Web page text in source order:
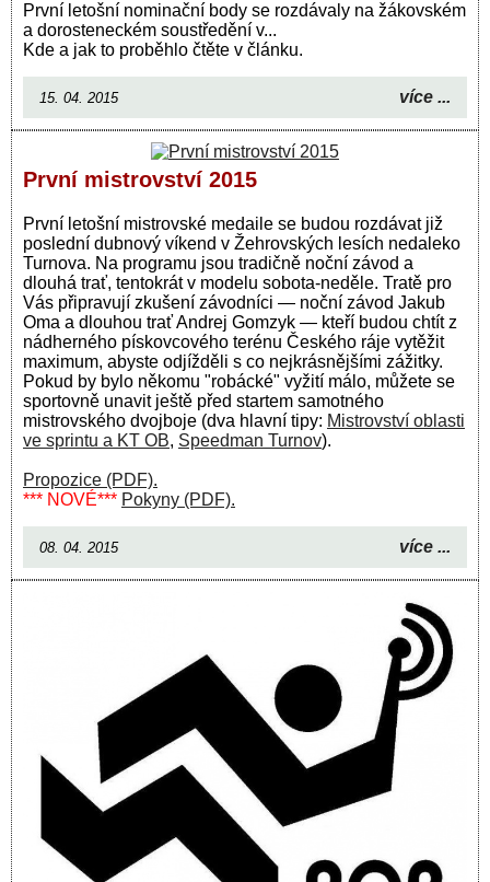
První letošní nominační body se rozdávaly na žákovském
a dorosteneckém soustředění v...
Kde a jak to proběhlo čtěte v článku.
15. 04. 2015 více ...
První mistrovství 2015
První letošní mistrovské medaile se budou rozdávat již
poslední dubnový víkend v Žehrovských lesích nedaleko
Turnova. Na programu jsou tradičně noční závod a
dlouhá trať, tentokrát v modelu sobota-neděle. Tratě pro
Vás připravují zkušení závodníci — noční závod Jakub
Oma a dlouhou trať Andrej Gomzyk — kteří budou chtít z
nádherného pískovcového terénu Českého ráje vytěžit
maximum, abyste odjížděli s co nejkrásnějšími zážitky.
Pokud by bylo někomu "robácké" vyžití málo, můžete se
sportovně unavit ještě před startem samotného
mistrovského dvojboje (dva hlavní tipy: Mistrovství oblasti
ve sprintu a KT OB, Speedman Turnov).
Propozice (PDF).
*** NOVÉ*** Pokyny (PDF).
08. 04. 2015 více ...